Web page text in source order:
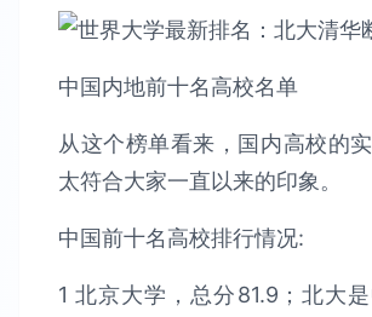
中国内地前十名高校名单
从这个榜单看来，国内高校的
太符合大家一直以来的印象。
中国前十名高校排行情况:
1 北京大学，总分81.9；北大